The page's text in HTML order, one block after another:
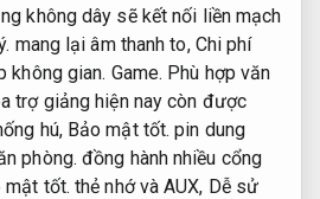
không dây sẽ kết nối liền mạch
mang lại âm thanh to, Chi phí
không gian. Game. Phù hợp văn
trợ giảng hiện nay còn được
hú, Bảo mật tốt. pin dung
phòng. đồng hành nhiều cổng
mật tốt. thẻ nhớ và AUX, Dễ sử